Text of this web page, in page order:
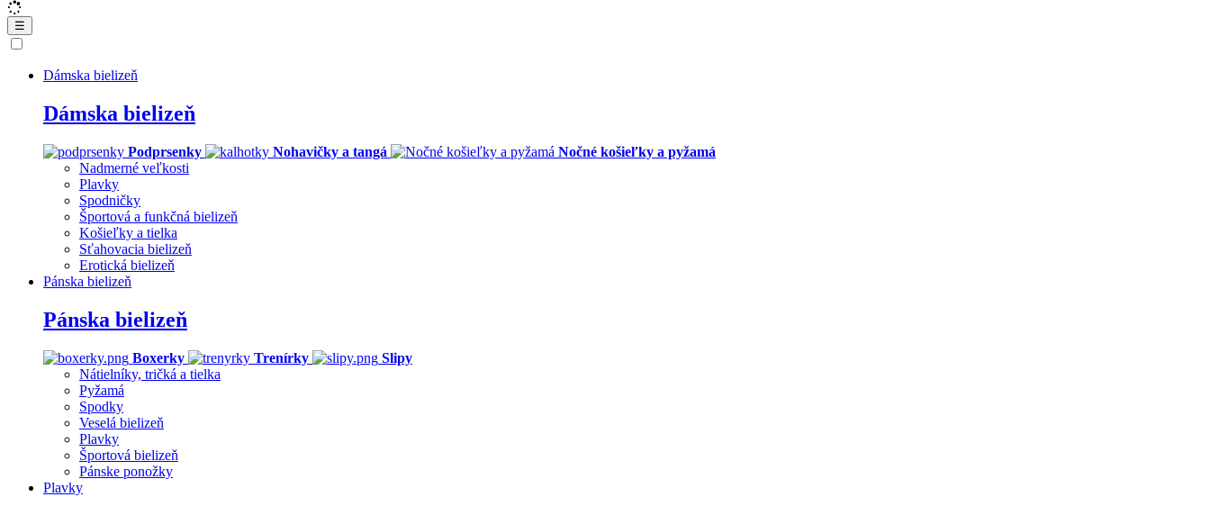
☰
Dámska bielizeň
Dámska bielizeň
Podprsenky Nohavičky a tangá
Nočné košieľky a pyžamá
Nadmerné veľkosti
Plavky
Spodničky
Športová a funkčná bielizeň
Košieľky a tielka
Sťahovacia bielizeň
Erotická bielizeň
Pánska bielizeň
Pánska bielizeň
Boxerky Trenírky
Slipy
Nátielníky, tričká a tielka
Pyžamá
Spodky
Veselá bielizeň
Plavky
Športová bielizeň
Pánske ponožky
Plavky